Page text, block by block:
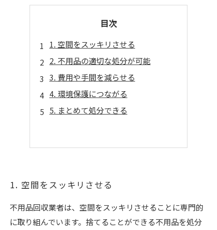
目次
1. 空間をスッキリさせる
2. 不用品の適切な処分が可能
3. 費用や手間を減らせる
4. 環境保護につながる
5. まとめて処分できる
1. 空間をスッキリさせる
不用品回収業者は、空間をスッキリさせることに専門的
に取り組んでいます。捨てることができる不用品を処分